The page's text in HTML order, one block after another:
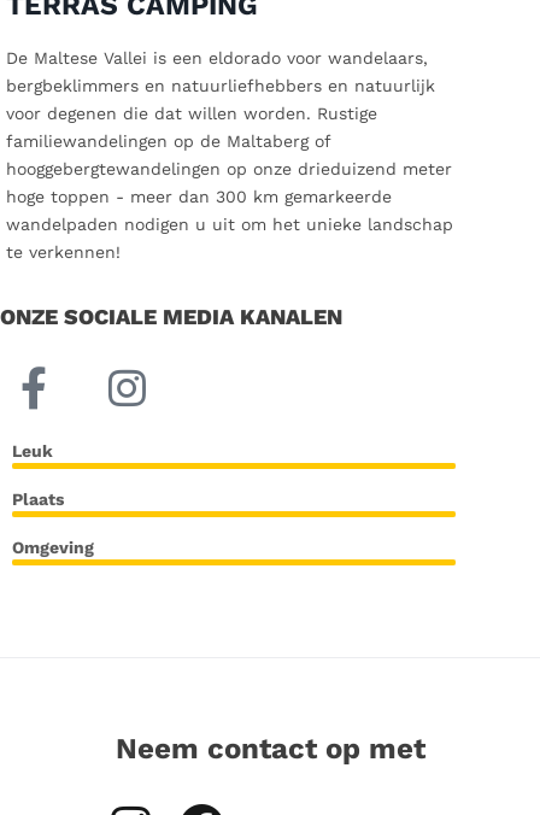
De Maltese Vallei is een eldorado voor wandelaars,
bergbeklimmers en natuurliefhebbers en natuurlijk
voor degenen die dat willen worden. Rustige
familiewandelingen op de Maltaberg of
hooggebergtewandelingen op onze drieduizend meter
hoge toppen - meer dan 300 km gemarkeerde
wandelpaden nodigen u uit om het unieke landschap
te verkennen!
ONZE SOCIALE MEDIA KANALEN
Leuk
Plaats
Omgeving
Neem contact op met